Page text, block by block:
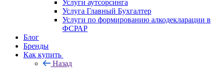
Услуги аутсорсинга
Услуга Главный Бухгалтер
Услуги по формированию алкодекларации в
ФСРАР
Блог
Бренды
Как купить
Назад